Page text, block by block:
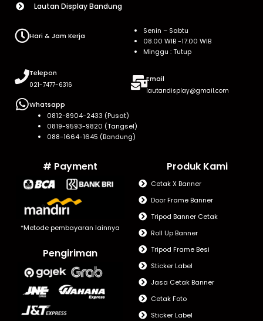
Lautan Display Bandung
Hari & Jam Kerja
Senin – Sabtu
08.00 WIB -17.00 WIB
Minggu : Tutup
Telepon
021-7477-6316
Email
lautandisplay@gmail.com
Whatsapp
0812-8904-2433 (Pusat)
0819-9593-9820 (Tangsel)
088-1664-1645 (Bandung)
# Payment
*Metode pembayaran lainnya
Pengiriman
Produk Kami
Cetak X Banner
Door Frame Banner
Tripod Banner Cetak
Roll Up Banner
Tripod Frame Besi
Sticker Label
Jasa Cetak Banner
Cetak Foto
Sticker Label